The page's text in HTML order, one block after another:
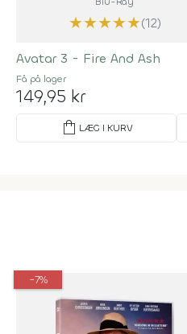
★★★★★(12)
Avatar 3 - Fire And Ash
Få på lager
149,95 kr
shopping_bag LÆG I KURV
-7%